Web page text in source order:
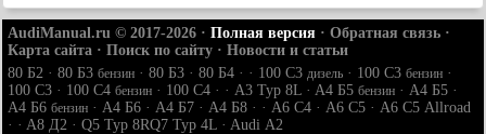
AudiManual.ru © 2017-2026 · Полная версия · Обратная связь ·
Карта сайта · Поиск по сайту · Новости и статьи
80 Б2 · 80 Б3 бензин · 80 Б3 · 80 Б4 · · 100 С3 дизель · 100 С3 бензин ·
100 С3 · 100 С4 бензин · 100 С4 · · A3 Typ 8L · A4 Б5 бензин · A4 Б5 ·
A4 Б6 бензин · A4 Б6 · A4 Б7 · A4 Б8 · · A6 С4 · A6 С5 · A6 С5 Allroad
· · A8 Д2 · Q5 Typ 8RQ7 Typ 4L · Audi А2